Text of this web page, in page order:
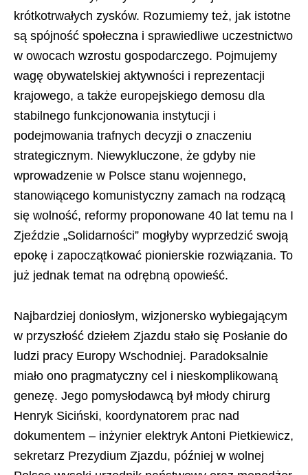
krótkotrwałych zysków. Rozumiemy też, jak istotne
są spójność społeczna i sprawiedliwe uczestnictwo
w owocach wzrostu gospodarczego. Pojmujemy
wagę obywatelskiej aktywności i reprezentacji
krajowego, a także europejskiego demosu dla
stabilnego funkcjonowania instytucji i
podejmowania trafnych decyzji o znaczeniu
strategicznym. Niewykluczone, że gdyby nie
wprowadzenie w Polsce stanu wojennego,
stanowiącego komunistyczny zamach na rodzącą
się wolność, reformy proponowane 40 lat temu na I
Zjeździe „Solidarności” mogłyby wyprzedzić swoją
epokę i zapoczątkować pionierskie rozwiązania. To
już jednak temat na odrębną opowieść.
Najbardziej doniosłym, wizjonersko wybiegającym
w przyszłość dziełem Zjazdu stało się Posłanie do
ludzi pracy Europy Wschodniej. Paradoksalnie
miało ono pragmatyczny cel i nieskomplikowaną
genezę. Jego pomysłodawcą był młody chirurg
Henryk Siciński, koordynatorem prac nad
dokumentem – inżynier elektryk Antoni Pietkiewicz,
sekretarz Prezydium Zjazdu, później w wolnej